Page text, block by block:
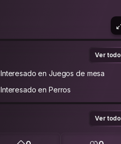
Ver todo
Interesado en Juegos de mesa
Interesado en Perros
Ver todo